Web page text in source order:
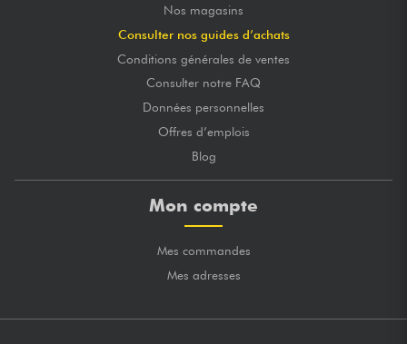
Nos magasins
Consulter nos guides d’achats
Conditions générales de ventes
Consulter notre FAQ
Données personnelles
Offres d’emplois
Blog
Mon compte
Mes commandes
Mes adresses